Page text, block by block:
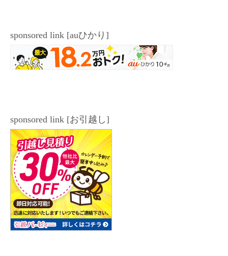
ok r
on
W
is
st
sponsored link [auひかり]
sponsored link [お引越し]